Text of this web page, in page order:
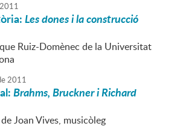
2011
Les dones i la construcció
Ruiz-Domènec de la Universitat
2011
Brahms, Bruckner i Richard
Joan Vives, musicòleg